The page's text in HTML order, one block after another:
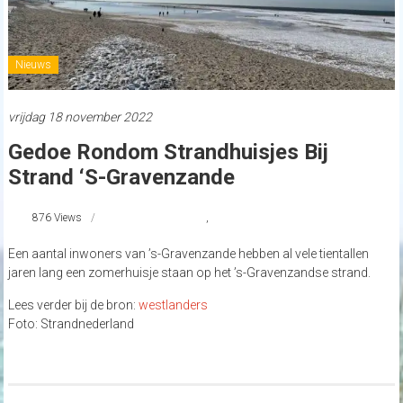
Nieuws
vrijdag 18 november 2022
Gedoe Rondom Strandhuisjes Bij
Strand ‘s-Gravenzande
876 Views ,
Een aantal inwoners van ’s-Gravenzande hebben al vele tientallen
jaren lang een zomerhuisje staan op het ’s-Gravenzandse strand.
Lees verder bij de bron: westlanders
Foto: Strandnederland